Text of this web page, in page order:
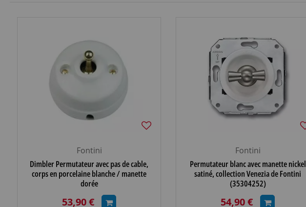
Fontini
Dimbler Permutateur avec pas de cable,
corps en porcelaine blanche / manette
dorée
53,90 €
Fontini
Permutateur blanc avec manette nickel
satiné, collection Venezia de Fontini
(35304252)
54,90 €